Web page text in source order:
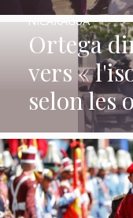
Ortega
vers «
selon les
NICARAGUA